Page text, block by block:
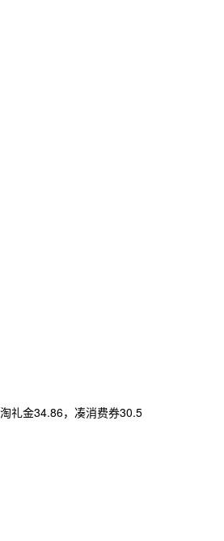
礼金34.86，凑消费券30.5